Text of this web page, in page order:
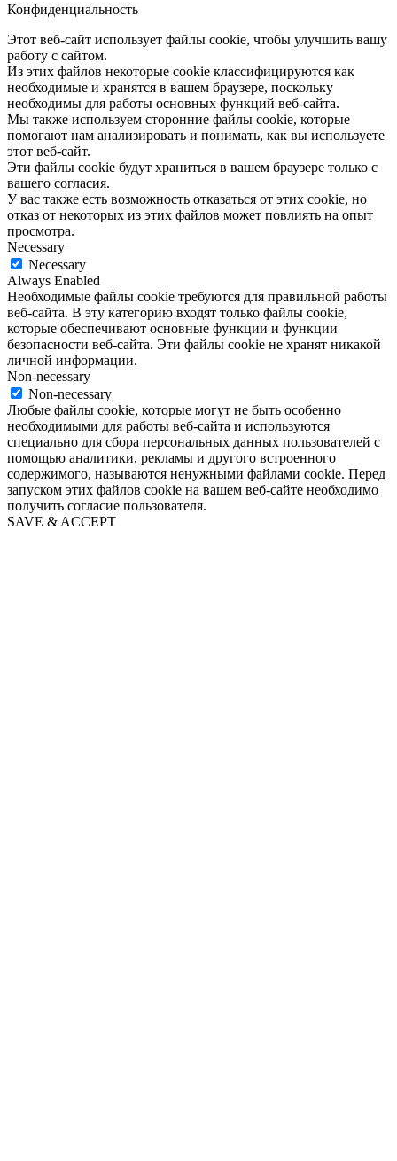
Конфиденциальность
Этот веб-сайт использует файлы cookie, чтобы улучшить вашу
работу с сайтом.
Из этих файлов некоторые cookie классифицируются как
необходимые и хранятся в вашем браузере, поскольку
необходимы для работы основных функций веб-сайта.
Мы также используем сторонние файлы cookie, которые
помогают нам анализировать и понимать, как вы используете
этот веб-сайт.
Эти файлы cookie будут храниться в вашем браузере только с
вашего согласия.
У вас также есть возможность отказаться от этих cookie, но
отказ от некоторых из этих файлов может повлиять на опыт
просмотра.
Necessary
Necessary
Always Enabled
Необходимые файлы cookie требуются для правильной работы
веб-сайта. В эту категорию входят только файлы cookie,
которые обеспечивают основные функции и функции
безопасности веб-сайта. Эти файлы cookie не хранят никакой
личной информации.
Non-necessary
Non-necessary
Любые файлы cookie, которые могут не быть особенно
необходимыми для работы веб-сайта и используются
специально для сбора персональных данных пользователей с
помощью аналитики, рекламы и другого встроенного
содержимого, называются ненужными файлами cookie. Перед
запуском этих файлов cookie на вашем веб-сайте необходимо
получить согласие пользователя.
SAVE & ACCEPT